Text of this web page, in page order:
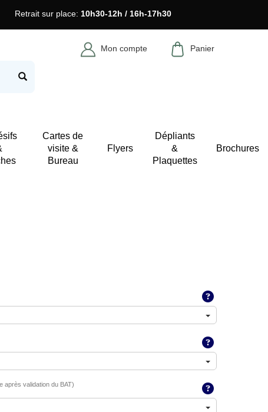
Retrait sur place: 10h30-12h / 16h-17h30
Mon compte Panier
Cartes de
visite &
Bureau
Flyers
Dépliants
&
Plaquettes
Brochures
après validation du BAT)